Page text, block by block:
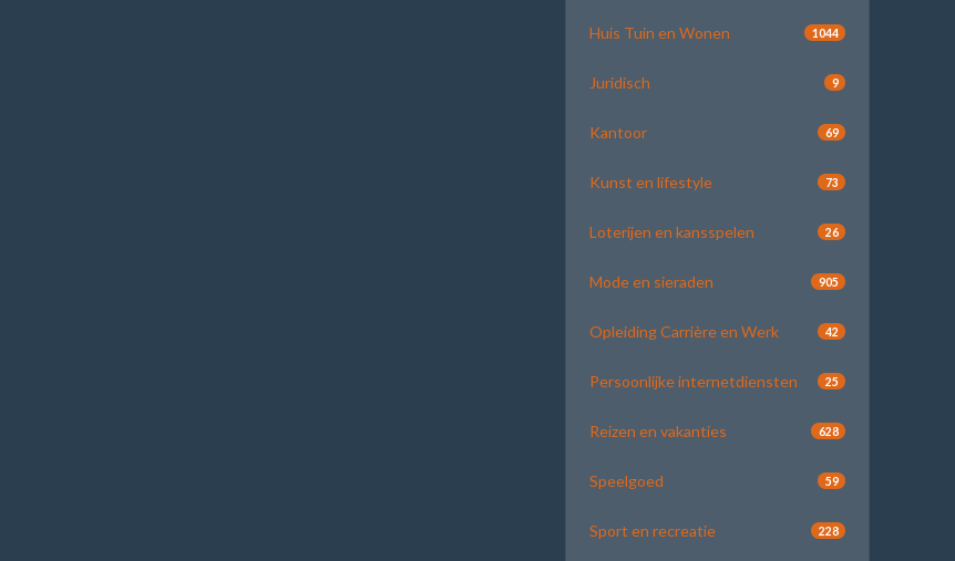
Huis Tuin en Wonen 1044
Juridisch 9
Kantoor 69
Kunst en lifestyle 73
Loterijen en kansspelen 26
Mode en sieraden 905
Opleiding Carrière en Werk 42
Persoonlijke internetdiensten 25
Reizen en vakanties 628
Speelgoed 59
Sport en recreatie 228